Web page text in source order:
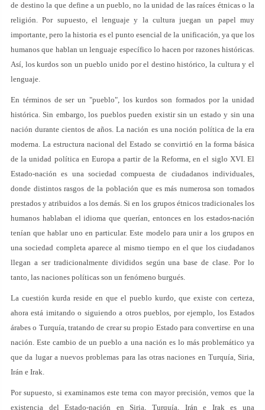
de destino la que define a un pueblo, no la unidad de las raíces étnicas o la
religión. Por supuesto, el lenguaje y la cultura juegan un papel muy
importante, pero la historia es el punto esencial de la unificación, ya que los
humanos que hablan un lenguaje específico lo hacen por razones históricas.
Así, los kurdos son un pueblo unido por el destino histórico, la cultura y el
lenguaje.
En términos de ser un "pueblo", los kurdos son formados por la unidad
histórica. Sin embargo, los pueblos pueden existir sin un estado y sin una
nación durante cientos de años. La nación es una noción política de la era
moderna. La estructura nacional del Estado se convirtió en la forma básica
de la unidad política en Europa a partir de la Reforma, en el siglo XVI. El
Estado-nación es una sociedad compuesta de ciudadanos individuales,
donde distintos rasgos de la población que es más numerosa son tomados
prestados y atribuidos a los demás. Si en los grupos étnicos tradicionales los
humanos hablaban el idioma que querían, entonces en los estados-nación
tenían que hablar uno en particular. Este modelo para unir a los grupos en
una sociedad completa aparece al mismo tiempo en el que los ciudadanos
llegan a ser tradicionalmente divididos según una base de clase. Por lo
tanto, las naciones políticas son un fenómeno burgués.
La cuestión kurda reside en que el pueblo kurdo, que existe con certeza,
ahora está imitando o siguiendo a otros pueblos, por ejemplo, los Estados
árabes o Turquía, tratando de crear su propio Estado para convertirse en una
nación. Este cambio de un pueblo a una nación es lo más problemático ya
que da lugar a nuevos problemas para las otras naciones en Turquía, Siria,
Irán e Irak.
Por supuesto, si examinamos este tema con mayor precisión, vemos que la
existencia del Estado-nación en Siria, Turquía, Irán e Irak es una